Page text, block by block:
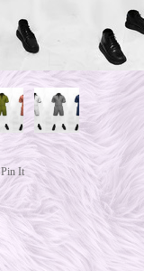
Pin It